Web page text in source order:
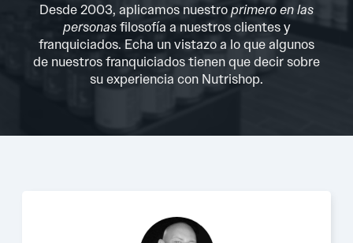
Desde 2003, aplicamos nuestroprimero en las
personasfilosofía a nuestros clientes y
franquiciados. Echa un vistazo a lo que algunos
de nuestros franquiciados tienen que decir sobre
su experiencia con Nutrishop.